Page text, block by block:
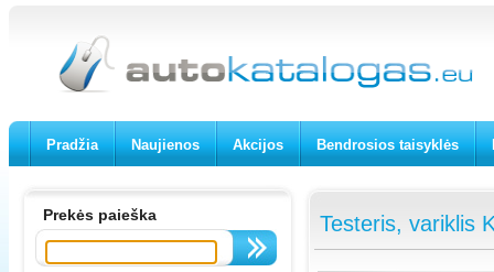
Pradžia Naujienos Akcijos Bendrosios taisyklės
Prekės paieška Testeris, variklis